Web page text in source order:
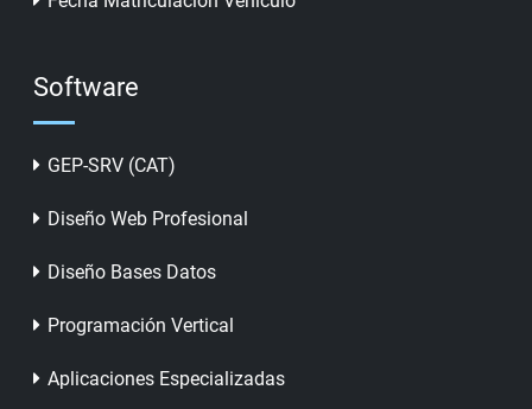
Software
GEP-SRV (CAT)
Diseño Web Profesional
Diseño Bases Datos
Programación Vertical
Aplicaciones Especializadas